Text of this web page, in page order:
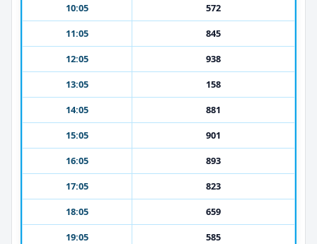
10:05
572
11:05
845
12:05
938
13:05
158
14:05
881
15:05
901
16:05
893
17:05
823
18:05
659
19:05
585